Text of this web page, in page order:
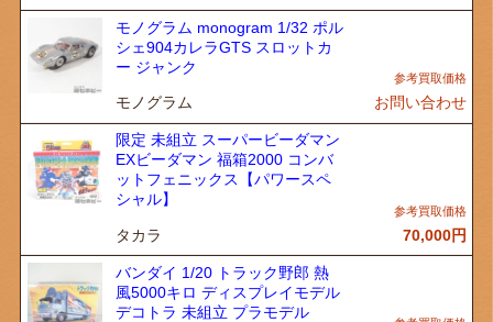
モノグラム monogram 1/32 ポル
シェ904カレラGTS スロットカ
ー ジャンク
モノグラム お問い合わせ
限定 未組立 スーパービーダマン
EXビーダマン 福箱2000 コンバ
ットフェニックス【パワースペ
シャル】
タカラ 70,000円
バンダイ 1/20 トラック野郎 熱
風5000キロ ディスプレイモデル
デコトラ 未組立 プラモデル